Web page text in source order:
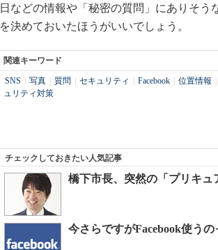
日などの情報や「秘密の質問」にありそ
を決めておいたほうがいいでしょう。
関連キーワード
SNS 写真 質問 セキュリティ Facebook 位置情報
ュリティ対策
チェックしておきたい人気記事
橋下市長、突然の「プリキ
今さらですがFacebook使う